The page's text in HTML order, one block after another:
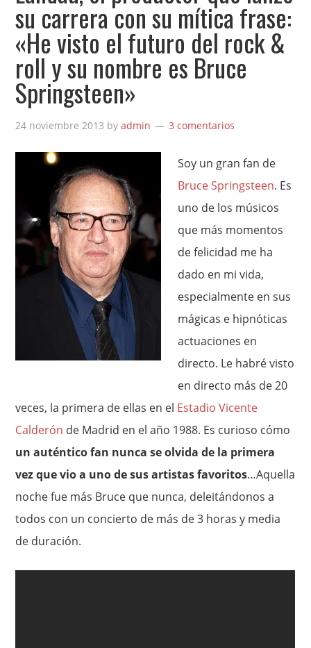
su carrera con su mítica frase:
«He visto el futuro del rock &
roll y su nombre es Bruce
Springsteen»
24 noviembre 2013 byadmin 3 comentarios
Soy un gran fan de
Bruce Springsteen. Es
uno de los músicos
que más momentos
de felicidad me ha
dado en mi vida,
especialmente en sus
mágicas e hipnóticas
actuaciones en
directo. Le habré visto
en directo más de 20
veces, la primera de ellas en el Estadio Vicente
Calderón de Madrid en el año 1988. Es curioso cómo
un auténtico fan nunca se olvida de la primera
vez que vio a uno de sus artistas favoritos…Aquella
noche fue más Bruce que nunca, deleitándonos a
todos con un concierto de más de 3 horas y media
de duración.